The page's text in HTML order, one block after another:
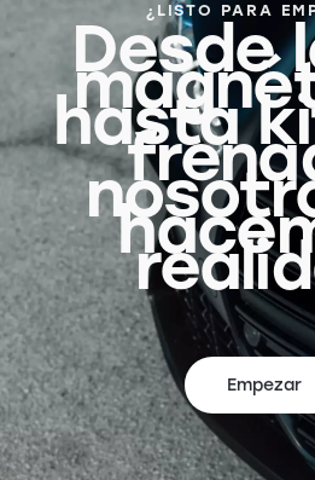
¿LISTO PARA
Desde
hasta
Empezar